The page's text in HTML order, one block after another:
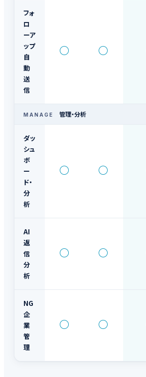
フォ
ロ
ーア
ップ
自
動
送
信
○ ○
MANAGE 管理・分析
ダッ
シュ
ボ
ー
ド・
分
析
○ ○
AI
返
信
分
析
○ ○
NG
企
業
管
理
○ ○